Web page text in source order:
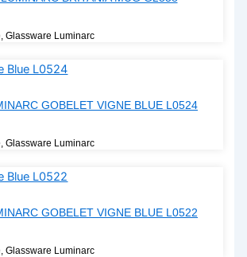
,Glassware Luminarc
GOBELET VIGNE BLUE L0524
,Glassware Luminarc
GOBELET VIGNE BLUE L0522
,Glassware Luminarc